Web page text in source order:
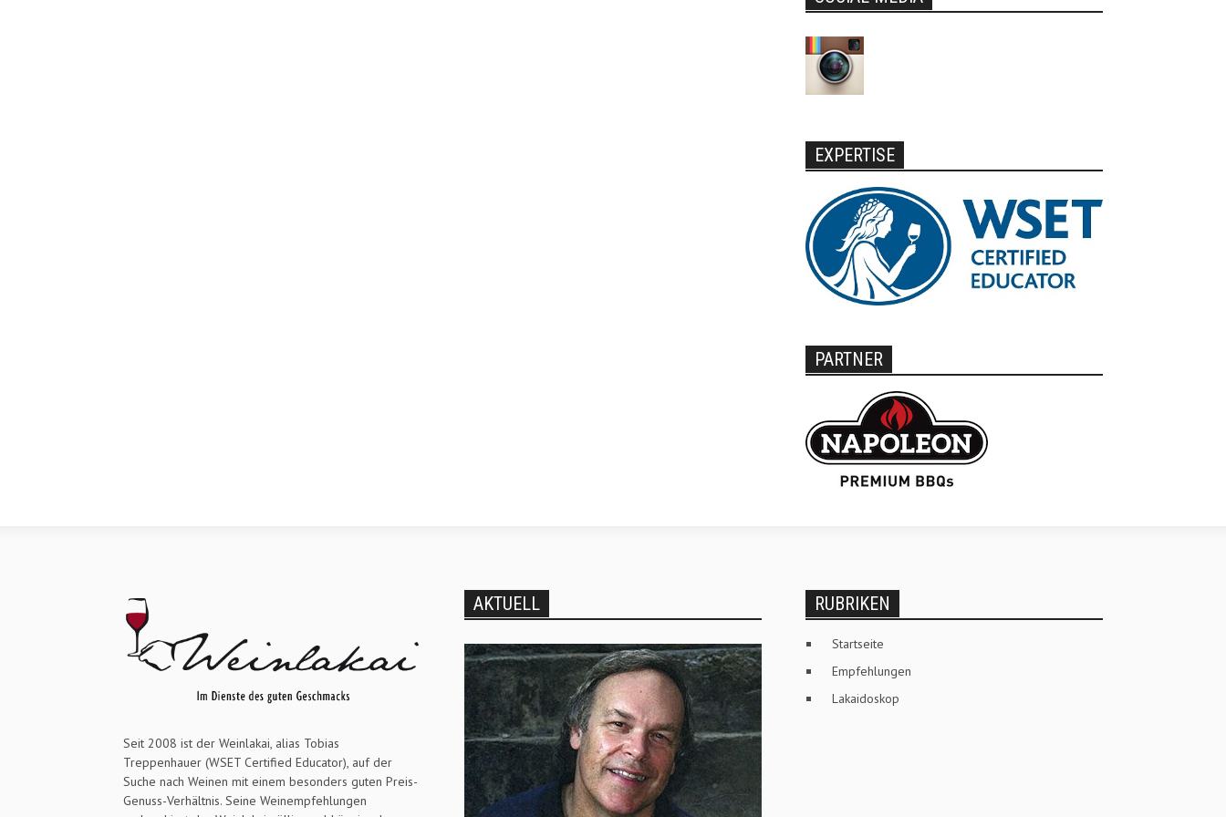
EXPERTISE
PARTNER
Seit 2008 ist der Weinlakai, alias Tobias
Treppenhauer (WSET Certified Educator), auf der
Suche nach Weinen mit einem besonders guten Preis-
Genuss-Verhältnis. Seine Weinempfehlungen
AKTUELL RUBRIKEN
Startseite
Empfehlungen
Lakaidoskop